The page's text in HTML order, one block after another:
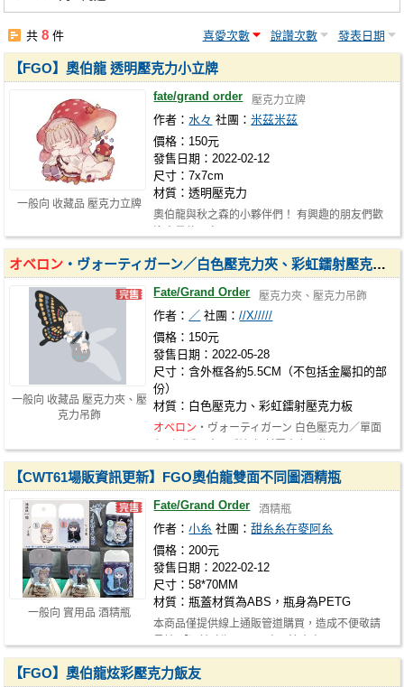
註冊會員
共8 件 喜愛次數 說讚次數 發表日期
一般向 收藏品 壓克力立牌
【FGO】奧伯龍 透明壓克力小立牌
fate/grand order 壓克力立牌
作者：水々 社團：米茲米茲
價格：150元
發售日期：2022-02-12
尺寸：7x7cm
材質：透明壓克力
奧伯龍與秋之森的小夥伴們！ 有興趣的朋友們歡
一般向 收藏品 壓克力夾、壓
克力吊飾
オベロン ・ヴォーティガーン／白色壓克力夾、彩虹鐳射壓克力吊飾（兩件一組）
Fate/Grand Order 壓克力夾、壓克力吊飾
作者： ／ 社團：//X/////
價格：150元
發售日期：2022-05-28
尺寸：含外框各約5.5CM（不包括金屬扣的部
份）
材質：白色壓克力、彩虹鐳射壓克力板
オベロン ・ヴォーティガーン 白色壓克力／單面
一般向 實用品 酒精瓶
【CWT61場販資訊更新】FGO奧伯龍雙面不同圖酒精瓶
Fate/Grand Order 酒精瓶
作者：小糸 社團：甜糸糸在麥阿糸
價格：200元
發售日期：2022-02-12
尺寸：58*70MM
材質：瓶蓋材質為ABS，瓶身為PETG
本商品僅提供線上通販管道購買，造成不便敬請
【FGO】奧伯龍炫彩壓克力飯友